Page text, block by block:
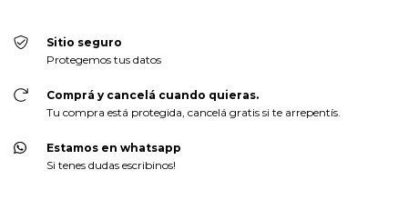
Sitio seguro
Protegemos tus datos
Comprá y cancelá cuando quieras.
Tu compra está protegida, cancelá gratis si te arrepentís.
Estamos en whatsapp
Si tenes dudas escribinos!